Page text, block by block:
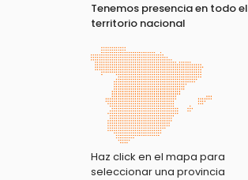
Tenemos presencia en todo el
territorio nacional
Haz click en el mapa para
seleccionar una provincia